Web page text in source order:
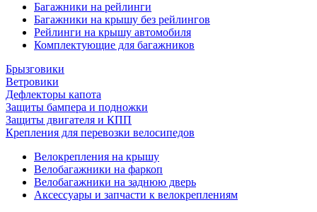
Багажники на рейлинги
Багажники на крышу без рейлингов
Рейлинги на крышу автомобиля
Комплектующие для багажников
Брызговики
Ветровики
Дефлекторы капота
Защиты бампера и подножки
Защиты двигателя и КПП
Крепления для перевозки велосипедов
Велокрепления на крышу
Велобагажники на фаркоп
Велобагажники на заднюю дверь
Аксессуары и запчасти к велокреплениям